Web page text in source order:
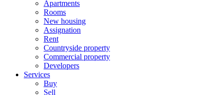
Apartments
Rooms
New housing
Assignation
Rent
Countryside property
Commercial property
Developers
Services
Buy
Sell